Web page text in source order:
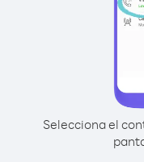
Selecciona el